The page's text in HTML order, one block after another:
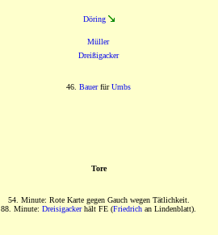
Döring
Müller
Dreißigacker
46. BauerfürUmbs
Tore
54. Minute: Rote Karte gegen Gauch wegen Tätlichkeit.
88. Minute: Dreisigackerhält FE (Friedrich an Lindenblatt).